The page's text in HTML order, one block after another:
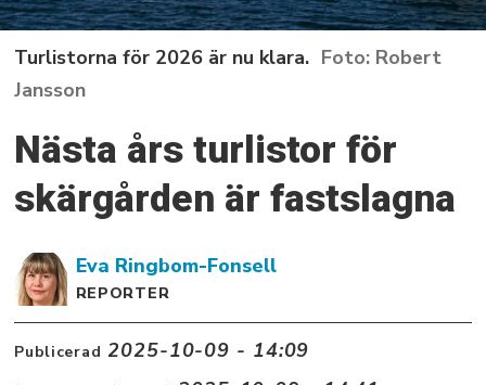
Turlistorna för 2026 är nu klara.
Robert
Jansson
Nästa års turlistor för
skärgården är fastslagna
Eva Ringbom-Fonsell
REPORTER
Publicerad 2025-10-09 - 14:09